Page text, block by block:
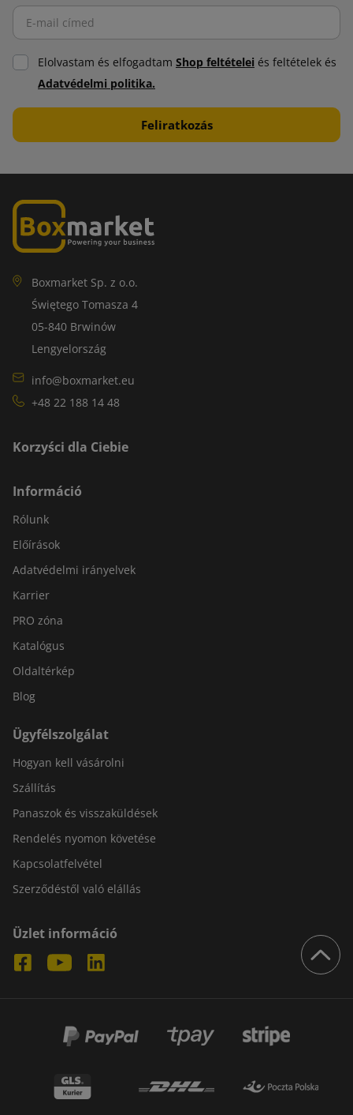
Elolvastam és elfogadtam Shop feltételei és feltételek és
Adatvédelmi politika.
Boxmarket Sp. z o.o.
Świętego Tomasza 4
05-840 Brwinów
Lengyelország
info@boxmarket.eu
+48 22 188 14 48
Korzyści dla Ciebie
Információ
Rólunk
Előírások
Adatvédelmi irányelvek
Karrier
PRO zóna
Katalógus
Oldaltérkép
Blog
Ügyfélszolgálat
Hogyan kell vásárolni
Szállítás
Panaszok és visszaküldések
Rendelés nyomon követése
Kapcsolatfelvétel
Szerződéstől való elállás
Üzlet információ